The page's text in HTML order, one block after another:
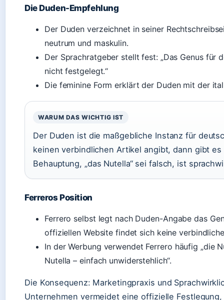
Die Duden-Empfehlung
Der Duden verzeichnet in seiner
neutrum und maskulin.
Der Sprachratgeber stellt fest: „Das Genus für
nicht festgelegt.“
Die feminine Form erklärt der Duden mit der
WARUM DAS WICHTIG IST
Der Duden ist die maßgebliche Instanz für
keinen verbindlichen Artikel angibt, dann gibt
Behauptung, „das Nutella“ sei falsch, ist
Ferreros Position
Ferrero selbst legt nach Duden-Angabe das
offiziellen Website findet sich keine
In der Werbung verwendet Ferrero häufig „die
Nutella – einfach unwiderstehlich“.
Die Konsequenz: Marketingpraxis und
Unternehmen vermeidet eine offizielle